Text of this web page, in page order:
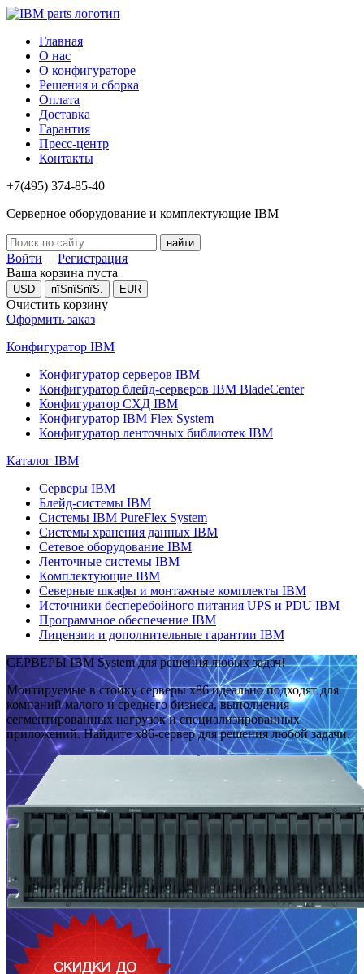
Главная
О нас
О конфигураторе
Решения и сборка
Оплата
Доставка
Гарантия
Пресс-центр
Контакты
+7(495) 374-85-40
Серверное оборудование и комплектующие IBM
Войти | Регистрация
Ваша корзина пуста
USD пїЅпїЅпїЅ. EUR
Очистить корзину
Оформить заказ
Конфигуратор IBM
Конфигуратор серверов IBM
Конфигуратор блейд-серверов IBM BladeCenter
Конфигуратор СХД IBM
Конфигуратор IBM Flex System
Конфигуратор ленточных библиотек IBM
Каталог IBM
Серверы IBM
Блейд-системы IBM
Системы IBM PureFlex System
Системы хранения данных IBM
Сетевое оборудование IBM
Ленточные системы IBM
Комплектующие IBM
Северные шкафы и монтажные комплекты IBM
Источники бесперебойного питания UPS и PDU IBM
Программное обеспечение IBM
Лицензии и дополнительные гарантии IBM
СЕРВЕРЫ IBM System для решения любых задач!
Монтируемые в стойку серверы x86 идеально подходят для
компаний малого и среднего бизнеса, выполнения
сегментированных нагрузок и специализированных
приложений. Найдите x86-сервер для решения любой задачи.